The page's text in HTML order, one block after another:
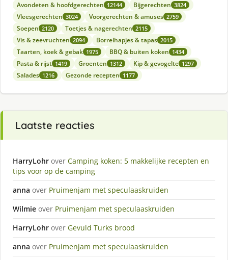
Avondeten & hoofdgerechten 12144 Bijgerechten 3824
Vleesgerechten 3024 Voorgerechten & amuses 2759
Soepen 2120 Toetjes & nagerechten 2115
Vis & zeevruchten 2094 Borrelhapjes & tapas 2015
Taarten, koek & gebak 1975 BBQ & buiten koken 1434
Pasta & rijst 1419 Groenten 1312 Kip & gevogelte 1297
Salades 1216 Gezonde recepten 1177
Laatste reacties
HarryLohr over Camping koken: 5 makkelijke recepten en
tips voor op de camping
anna over Pruimenjam met speculaaskruiden
Wilmie over Pruimenjam met speculaaskruiden
HarryLohr over Gevuld Turks brood
anna over Pruimenjam met speculaaskruiden